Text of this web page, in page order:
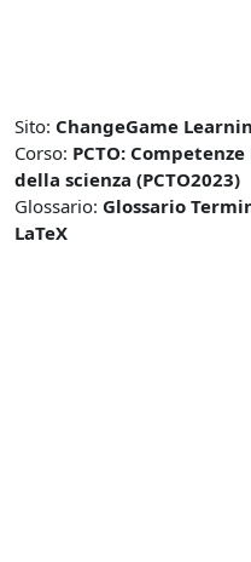
Sito: ChangeGame
Corso: PCTO:
della scienza (PCTO2023)
Glossario: Glossario
LaTeX